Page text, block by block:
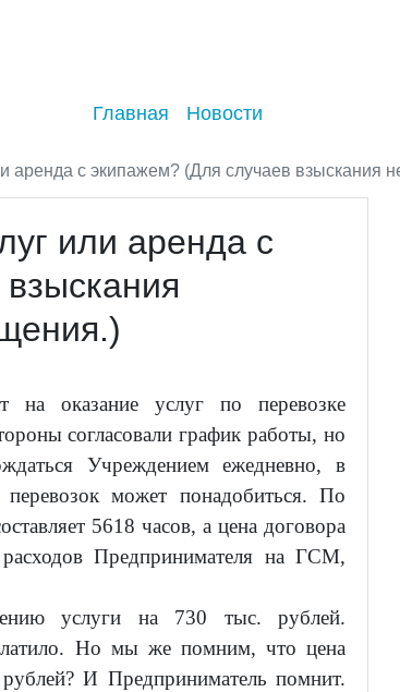
Главная Новости
аренда с экипажем? (Для случаев взыскания
или аренда с
на оказание услуг по перевозке
согласовали график работы, но
Учреждением ежедневно, в
может понадобиться. По
5618 часов, а цена договора
Предпринимателя на ГСМ,
услуги на 730 тыс. рублей.
Но мы же помним, что цена
рублей? И Предприниматель помнит.